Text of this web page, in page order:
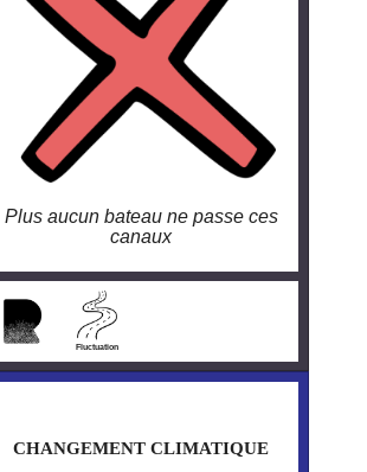
Plus aucun bateau ne passe ces
canaux
Fluctuation
larobustesse.org/?Canal-de-
Suez-bloque
CHANGEMENT CLIMATIQUE
CHANGEMENT CLIMATIQUE